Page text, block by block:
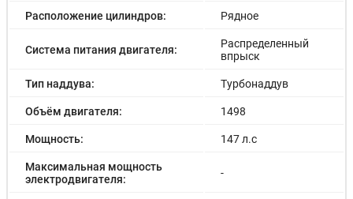
Расположение цилиндров: Рядное
Система питания двигателя:
Распределенный
впрыск
Тип наддува: Турбонаддув
Объём двигателя: 1498
Мощность: 147 л.с
Максимальная мощность
электродвигателя:
-